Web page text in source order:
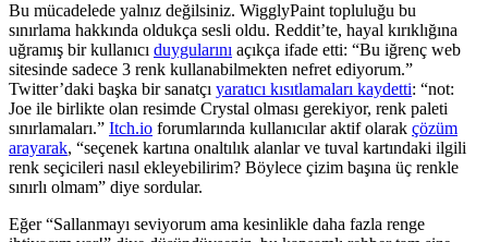
Bu mücadelede yalnız değilsiniz. WigglyPaint topluluğu bu
sınırlama hakkında oldukça sesli oldu. Reddit’te, hayal kırıklığına
uğramış bir kullanıcı duygularını açıkça ifade etti: “Bu iğrenç web
sitesinde sadece 3 renk kullanabilmekten nefret ediyorum.”
Twitter’daki başka bir sanatçı yaratıcı kısıtlamaları kaydetti: “not:
Joe ile birlikte olan resimde Crystal olması gerekiyor, renk paleti
sınırlamaları.” Itch.io forumlarında kullanıcılar aktif olarak çözüm
arayarak, “seçenek kartına onaltılık alanlar ve tuval kartındaki ilgili
renk seçicileri nasıl ekleyebilirim? Böylece çizim başına üç renkle
sınırlı olmam” diye sordular.
Eğer “Sallanmayı seviyorum ama kesinlikle daha fazla renge